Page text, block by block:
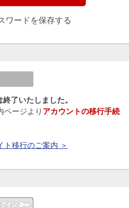
ワードを保存する
了いたしました。
ページより アカウントの移行手続
移行のご案内 ＞